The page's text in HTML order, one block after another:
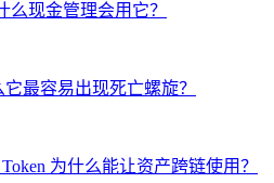
现金管理会用它？
最容易出现死亡螺旋？
为什么能让资产跨链使用？